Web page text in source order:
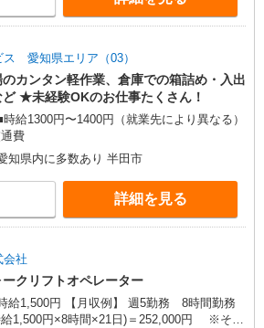
愛知県エリア（03）
のカンタン軽作業、倉庫での箱詰め・入出
ど ★未経験OKのお仕事たくさん！
時給1300円〜1400円（就業先により異なる）
費
知県内に多数あり 半田市
詳細を見る
会社
ークリフトオペレーター
1,500円 【月収例】 週5勤務 8時間勤務
給1,500円×8時間×21日)＝252,000円 ※その